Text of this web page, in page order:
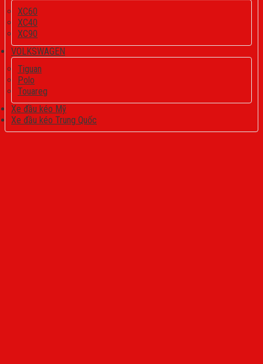
XC60
XC40
XC90
VOLKSWAGEN
Tiguan
Polo
Touareg
Xe đầu kéo Mỹ
Xe đầu kéo Trung Quốc